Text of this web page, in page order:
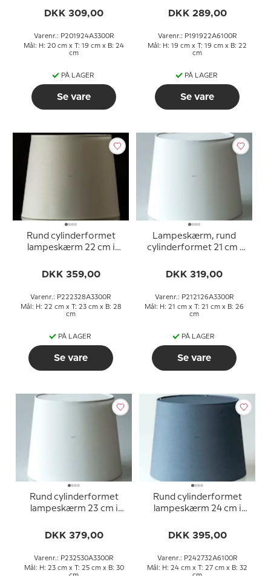
DKK 309,00
Varenr.: P201924A3300R
Mål: H: 20 cm x T: 19 cm x B: 24
cm
PÅ LAGER
Se vare
stof
DKK 289,00
Varenr.: P191922A6100R
Mål: H: 19 cm x T: 19 cm x B: 22
cm
PÅ LAGER
Se vare
Rund cylinderformet
lampeskærm 22 cm i
DKK 359,00
Varenr.: P222328A3300R
Mål: H: 22 cm x T: 23 cm x B: 28
cm
PÅ LAGER
Se vare
Lampeskærm, rund
cylinderformet 21 cm i
DKK 319,00
Varenr.: P212126A3300R
Mål: H: 21 cm x T: 21 cm x B: 26
cm
PÅ LAGER
Se vare
Rund cylinderformet
lampeskærm 23 cm i
DKK 379,00
Varenr.: P232530A3300R
Mål: H: 23 cm x T: 25 cm x B: 30
Rund cylinderformet
lampeskærm 24 cm i
DKK 395,00
Varenr.: P242732A6100R
Mål: H: 24 cm x T: 27 cm x B: 32